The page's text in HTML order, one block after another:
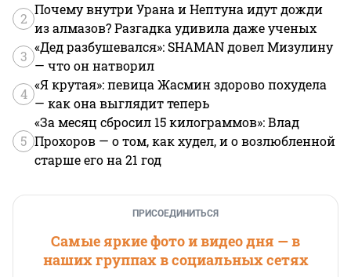
2
Почему внутри Урана и Нептуна идут дожди
из алмазов? Разгадка удивила даже ученых
3
«Дед разбушевался»: SHAMAN довел Мизулину
— что он натворил
4
«Я крутая»: певица Жасмин здорово похудела
— как она выглядит теперь
5
«За месяц сбросил 15 килограммов»: Влад
Прохоров — о том, как худел, и о возлюбленной
старше его на 21 год
ПРИСОЕДИНИТЬСЯ
Самые яркие фото и видео дня — в
наших группах в социальных сетях